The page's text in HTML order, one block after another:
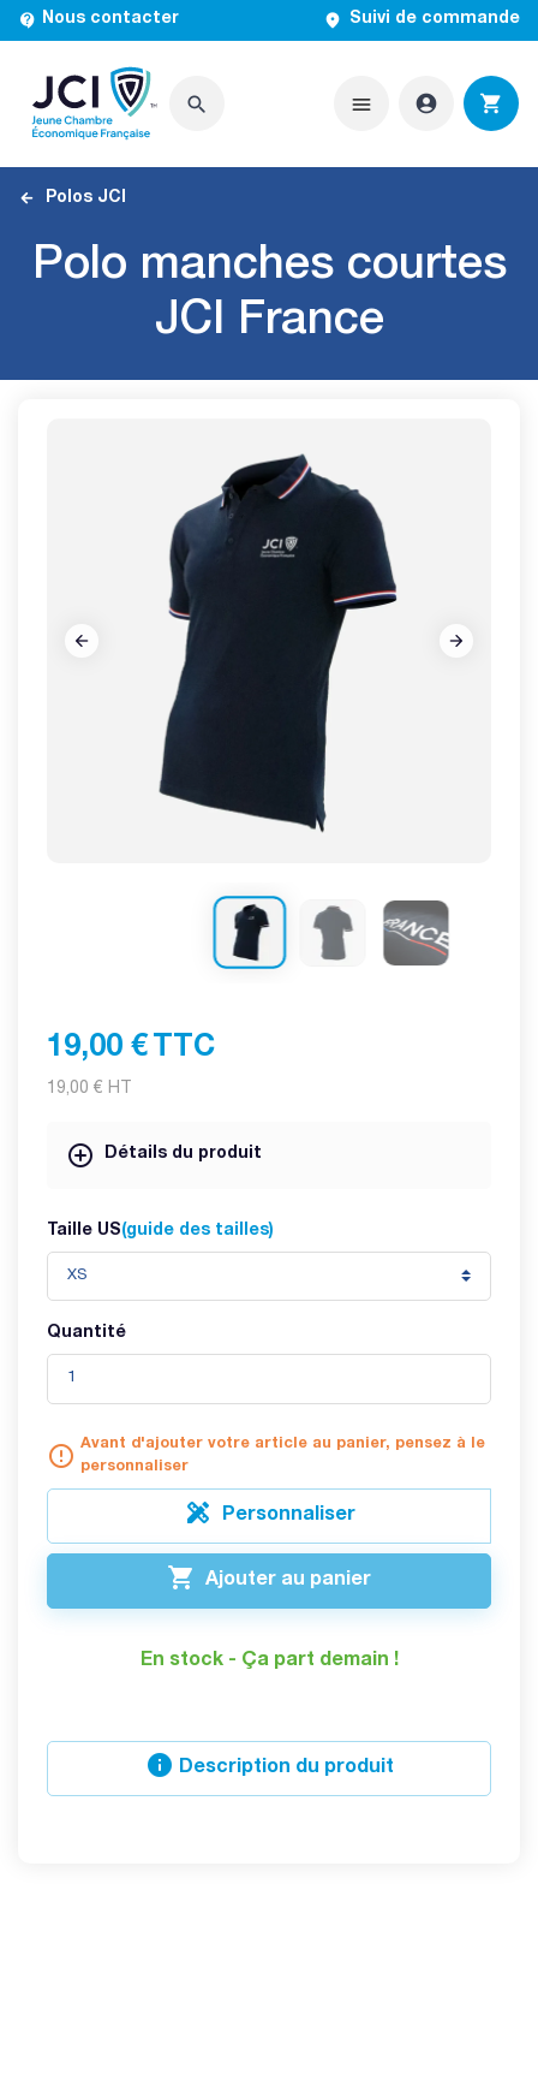
 Nous contacter  Suivi de commande
   
Polos JCI
Polo manches courtes
JCI France
 
 
 
19,00 € TTC
19,00 € HT
Détails du produit
Taille US(guide des tailles)
Quantité
error_outline Avant d'ajouter votre article au panier, pensez à le
personnaliser
 Personnaliser
 Ajouter au panier
En stock - Ça part demain !
 Description du produit